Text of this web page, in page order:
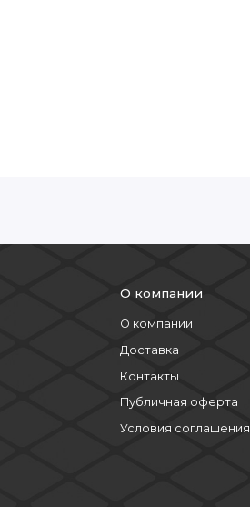
выполнение
SSD/SAS-
О компании
О компании
Доставка
Контакты
Публичная оферта
Условия соглашения